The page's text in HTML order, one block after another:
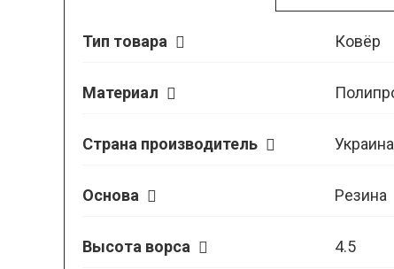
Тип товара Ковёр
Материал
Страна производитель Украина
Основа Резина
Высота ворса 4.5